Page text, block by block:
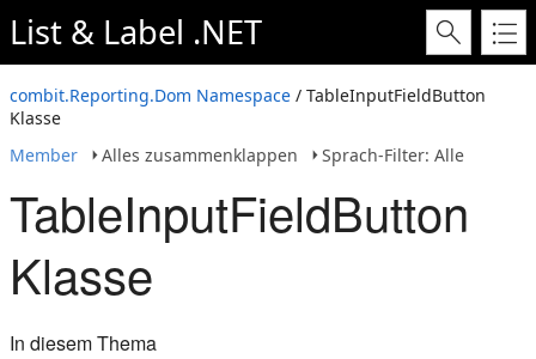
List & Label .NET
combit.Reporting.Dom Namespace / TableInputFieldButton
Klasse
Member
Alles zusammenklappen Sprach-Filter: Alle
TableInputFieldButton
Klasse
In diesem Thema